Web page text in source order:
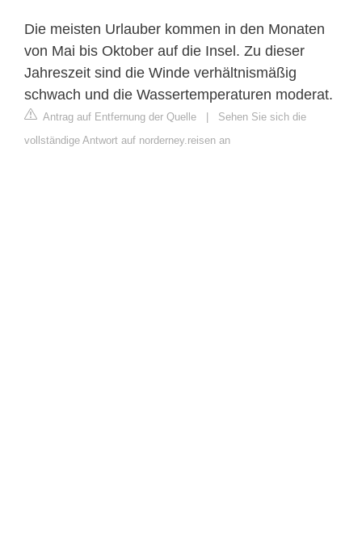
Die meisten Urlauber kommen in den Monaten
von Mai bis Oktober auf die Insel. Zu dieser
Jahreszeit sind die Winde verhältnismäßig
schwach und die Wassertemperaturen moderat.
Antrag auf Entfernung der Quelle | Sehen Sie sich die
vollständige Antwort auf norderney.reisen an